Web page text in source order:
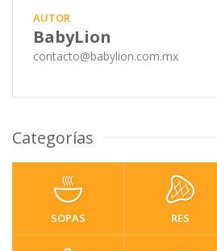
AUTOR
BabyLion
contacto@babylion.com.mx
Categorías
SOPAS RES